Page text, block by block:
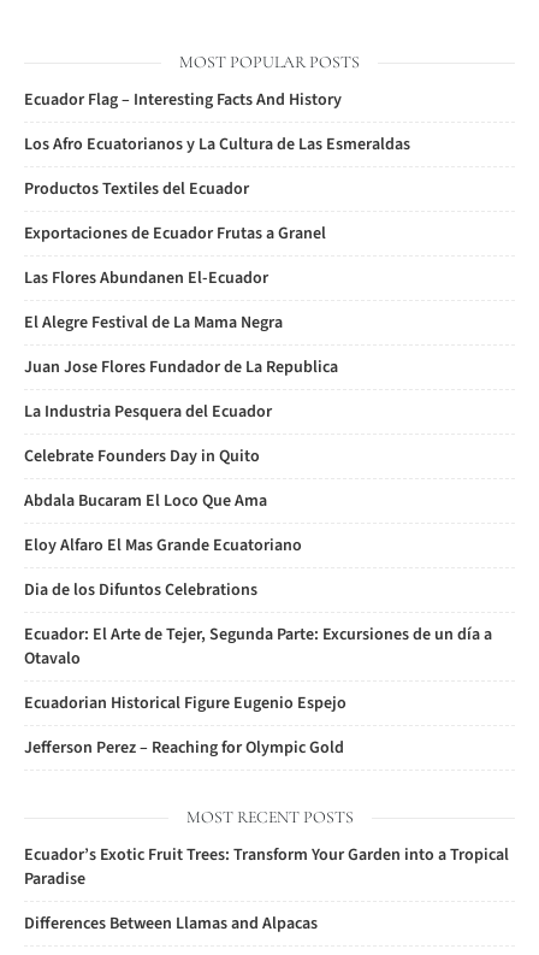
MOST POPULAR POSTS
Ecuador Flag – Interesting Facts And History
Los Afro Ecuatorianos y La Cultura de Las Esmeraldas
Productos Textiles del Ecuador
Exportaciones de Ecuador Frutas a Granel
Las Flores Abundanen El-Ecuador
El Alegre Festival de La Mama Negra
Juan Jose Flores Fundador de La Republica
La Industria Pesquera del Ecuador
Celebrate Founders Day in Quito
Abdala Bucaram El Loco Que Ama
Eloy Alfaro El Mas Grande Ecuatoriano
Dia de los Difuntos Celebrations
Ecuador: El Arte de Tejer, Segunda Parte: Excursiones de un día a
Otavalo
Ecuadorian Historical Figure Eugenio Espejo
Jefferson Perez – Reaching for Olympic Gold
MOST RECENT POSTS
Ecuador’s Exotic Fruit Trees: Transform Your Garden into a Tropical
Paradise
Differences Between Llamas and Alpacas